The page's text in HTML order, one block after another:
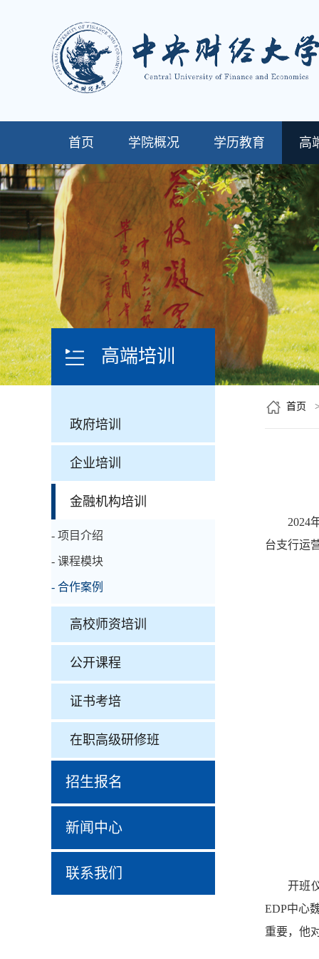
首页 学院概况 学历教育 高
高端培训
政府培训
企业培训
金融机构培训
- 项目介绍
- 课程模块
- 合作案例
高校师资培训
公开课程
证书考培
在职高级研修班
招生报名
新闻中心
联系我们
首页
2024
台支行运
开班
EDP中心
重要，他